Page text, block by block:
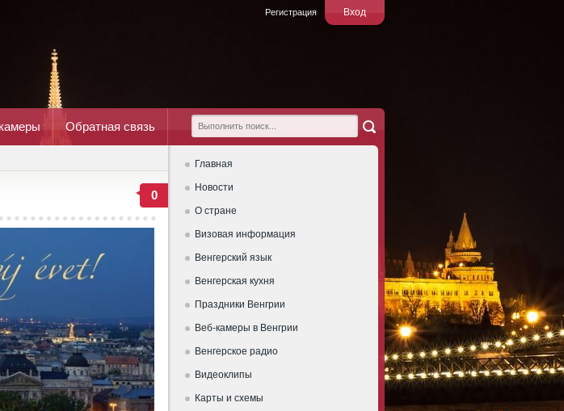
Вход
Регистрация
Обратная связь
Главная
Новости
О стране
Визовая информация
Венгерский язык
Венгерская кухня
Праздники Венгрии
Веб-камеры в Венгрии
Венгерское радио
Видеоклипы
Карты и схемы
0